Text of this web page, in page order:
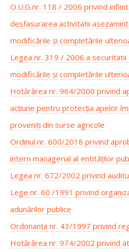
O.U.G.nr. 118 / 2006 privind
desfasurarea activitatii
modificările și completările
Legea nr. 319 / 2006 a securitatii
modificările și completările
Hotărârea nr. 964/2000 privind
acțiune pentru protecția apelor
proveniți din surse agricole
Ordinul nr. 600/2018 privind
intern managerial al entităților
Legea nr. 672/2002 privind
Lege nr. 60 /1991 privind
adunărilor publice
Ordonanța nr. 43/1997 privind
Hotărârea nr. 974/2002 privind